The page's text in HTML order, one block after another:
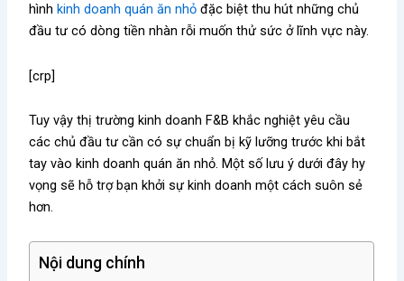
hình kinh doanh quán ăn nhỏ đặc biệt thu hút những chủ
đầu tư có dòng tiền nhàn rỗi muốn thử sức ở lĩnh vực này.
[crp]
Tuy vậy thị trường kinh doanh F&B khắc nghiệt yêu cầu
các chủ đầu tư cần có sự chuẩn bị kỹ lưỡng trước khi bắt
tay vào kinh doanh quán ăn nhỏ. Một số lưu ý dưới đây hy
vọng sẽ hỗ trợ bạn khởi sự kinh doanh một cách suôn sẻ
hơn.
Nội dung chính